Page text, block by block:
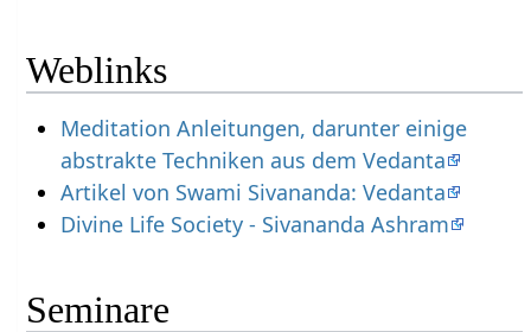
Weblinks
Meditation Anleitungen, darunter einige
abstrakte Techniken aus dem Vedanta
Artikel von Swami Sivananda: Vedanta
Divine Life Society - Sivananda Ashram
Seminare